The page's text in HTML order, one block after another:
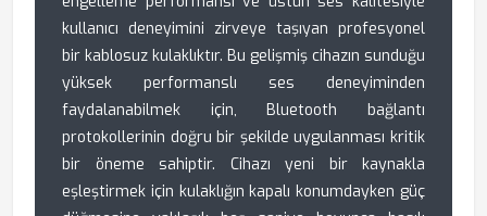
kullanıcı deneyimini zirveye taşıyan profesyonel
bir kablosuz kulaklıktır. Bu gelişmiş cihazın sunduğu
yüksek performanslı ses deneyiminden
faydalanabilmek için, Bluetooth bağlantı
protokollerinin doğru bir şekilde uygulanması kritik
bir öneme sahiptir. Cihazı yeni bir kaynakla
eşleştirmek için kulaklığın kapalı konumdayken güç